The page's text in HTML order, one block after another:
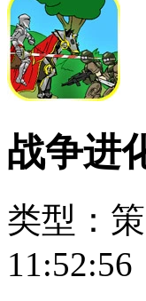
战争进
类型：
11:52:56